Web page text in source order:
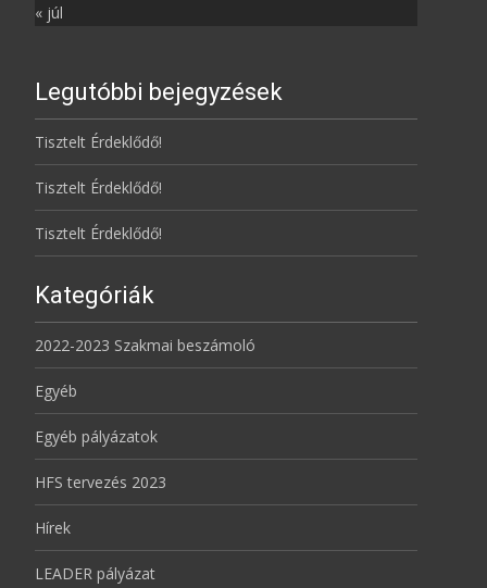
« júl
Legutóbbi bejegyzések
Tisztelt Érdeklődő!
Tisztelt Érdeklődő!
Tisztelt Érdeklődő!
Kategóriák
2022-2023 Szakmai beszámoló
Egyéb
Egyéb pályázatok
HFS tervezés 2023
Hírek
LEADER pályázat